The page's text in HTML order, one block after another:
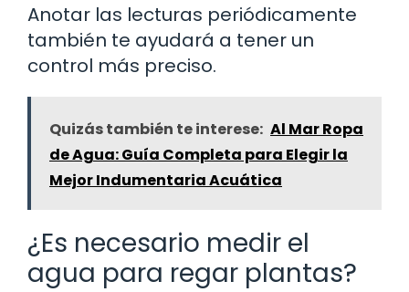
Anotar las lecturas periódicamente
también te ayudará a tener un
control más preciso.
Quizás también te interese: Al Mar Ropa
de Agua: Guía Completa para Elegir la
Mejor Indumentaria Acuática
¿Es necesario medir el
agua para regar plantas?